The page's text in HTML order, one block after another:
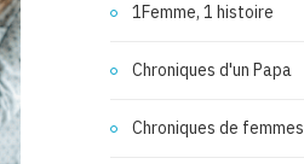
1Femme, 1 histoire
Chroniques d'un Papa
Chroniques de femmes